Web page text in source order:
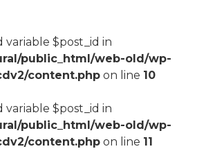
variable $post_id in
public_html/web-old/wp-
content.php on line 10
variable $post_id in
public_html/web-old/wp-
content.php on line 11